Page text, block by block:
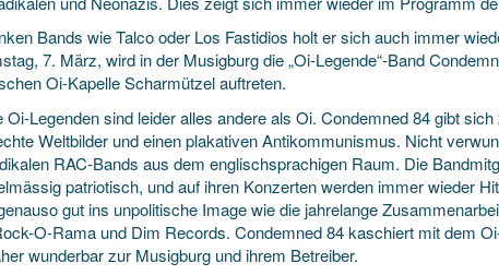
Bands wie Talco oder Los Fastidios holt er sich auch immer
7. März, wird in der Musigburg die „Oi-Legende“-Band
Oi-Kapelle Scharmützel auftreten.
Oi-Legenden sind leider alles andere als Oi. Condemned 84 gibt
Weltbilder und einen plakativen Antikommunismus. Nicht
RAC-Bands aus dem englischsprachigen Raum. Die
patriotisch, und auf ihren Konzerten werden immer wieder
gut ins unpolitische Image wie die jahrelange
O-Rama und Dim Records. Condemned 84 kaschiert mit dem
wunderbar zur Musigburg und ihrem Betreiber.